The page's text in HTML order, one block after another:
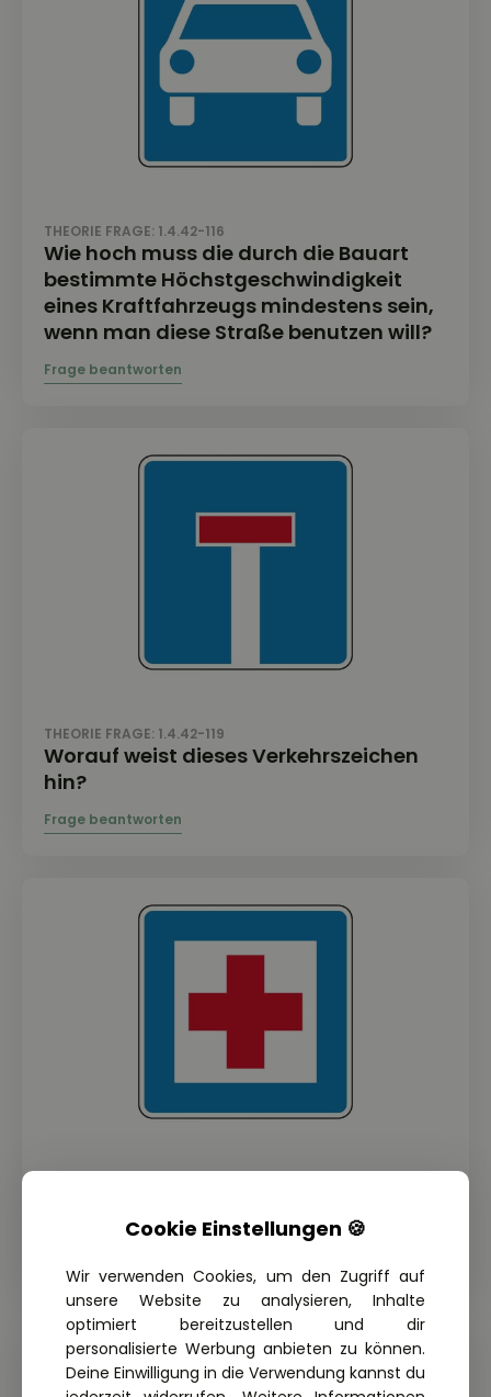
THEORIE FRAGE: 1.4.42-116
Wie hoch muss die durch die Bauart
bestimmte Höchstgeschwindigkeit
eines Kraftfahrzeugs mindestens sein,
wenn man diese Straße benutzen will?
THEORIE FRAGE: 1.4.42-119
Worauf weist dieses Verkehrszeichen
hin?
Cookie Einstellungen 🍪
Wir verwenden Cookies, um den Zugriff auf
unsere Website zu analysieren, Inhalte
optimiert bereitzustellen und dir
personalisierte Werbung anbieten zu können.
Deine Einwilligung in die Verwendung kannst du